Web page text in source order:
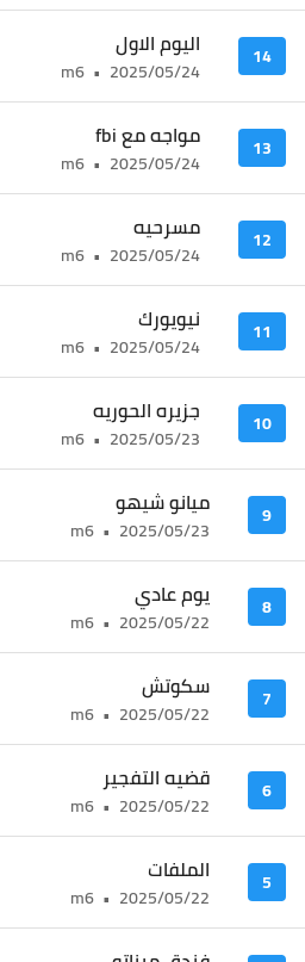
14 اليوم الاول
2025/05/24
•
m6
13 مواجه مع fbi
2025/05/24
•
m6
12 مسرحيه
2025/05/24
•
m6
11 نيويورك
2025/05/24
•
m6
10 جزيره الحوريه
2025/05/23
•
m6
9 ميانو شيهو
2025/05/23
•
m6
8 يوم عادي
2025/05/22
•
m6
7 سكوتش
2025/05/22
•
m6
6 قضيه التفجير
2025/05/22
•
m6
5 الملفات
2025/05/22
•
m6